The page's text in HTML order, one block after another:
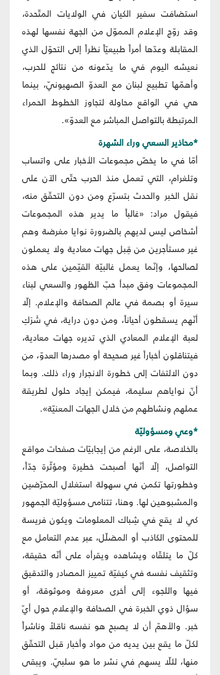
استضافت سفير الكيان في الولايات المتّحدة،
وقد روّج الإعلام المموّل من الجهة نفسها لهذه
المقابلة وعدّها أمراً طبيعيّاً نظراً إلى التحوّل الذي
نعيشه اليوم في ما يدّعونه من نتائج للحرب،
وأهمّها تطبيع لبنان مع العدوّ الصهيونيّ، بينما
هي في الواقع محاولة لتجاوز الخطوط الحمراء
المرتبطة بالتواصل المباشر مع العدوّ».
*محاذير السعي وراء الشهرة
أمّا في ما يخصّ مجموعات الأخبار على واتساب
وتلغرام، التي تعمل منذ الحرب حتّى الآن على
نقل الخبر والحدث بتسرّع ومن دون التحقّق منه،
فيقول مراد: «غالباً ما يدير هذه المجموعات
أشخاص ليس لديهم بالضرورة نوايا مغرضة وهم
غير مستأجرين من قِبل جهات معادية ولا يعملون
لصالحها، وإنّما يعمل غالبيّة القيّمين على هذه
المجموعات وفق مبدأ حبّ الظهور والسعي لبناء
سيرة أو بصمة في عالم الصحافة والإعلام. إلّا
أنّهم يسقطون أحياناً، ومن دون دراية، في شَرَكِ
لعبة الإعلام المعادي الذي تديره جهات معادية،
فيتناقلون أخباراً غير صحيحة أو مصدرها العدوّ، من
دون الالتفات إلى خطورة الانجرار وراء ذلك. وبما
أنّ نواياهم سليمة، فيمكن إيجاد حلول لطريقة
عملهم ونشاطهم من خلال الجهات المعنيّة».
*وعي ومسؤوليّة
بالخلاصة، على الرغم من إيجابيّات صفحات مواقع
التواصل، إلّا أنّها أصبحت خطيرة ومؤثّرة جدّاً،
وخطورتها تكمن في سهولة استغلال المحرّضين
والمشبوهين لها. وهنا، تتنامى مسؤوليّة الجمهور
كي لا يقع في شِباك المعلومات ويكون فريسة
للمحتوى الكاذب أو المضلّل، عبر عدم التعامل مع
كلّ ما يتلقّاه ويشاهده ويقرأه على أنّه حقيقة،
وتثقيف نفسه في كيفيّة تمييز المصادر والتدقيق
فيها واللجوء إلى أخرى معروفة وموثوقة، أو
سؤال ذوي الخبرة في الصحافة والإعلام حول أيّ
خبر. والأهمّ أن لا يصبح هو نفسه ناقلاً وناشراً
لكلّ ما يقع بين يديه من مواد وأخبار قبل التحقّق
منها، لئلّا يسهم في نشر ما هو سلبيّ. ويبقى